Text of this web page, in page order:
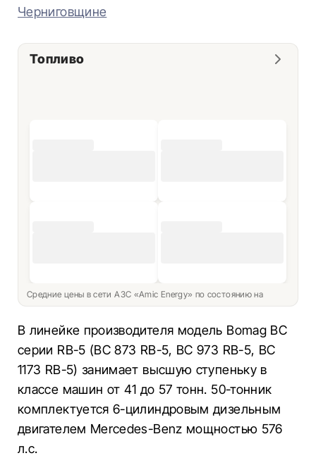
Черниговщине
Топливо
Средние цены в сети АЗС «Amic Energy» по состоянию на
В линейке производителя модель Bomag BC
серии RB-5 (BC 873 RB-5, BC 973 RB-5, BC
1173 RB-5) занимает высшую ступеньку в
классе машин от 41 до 57 тонн. 50-тонник
комплектуется 6-цилиндровым дизельным
двигателем Mercedes-Benz мощностью 576
л.с.